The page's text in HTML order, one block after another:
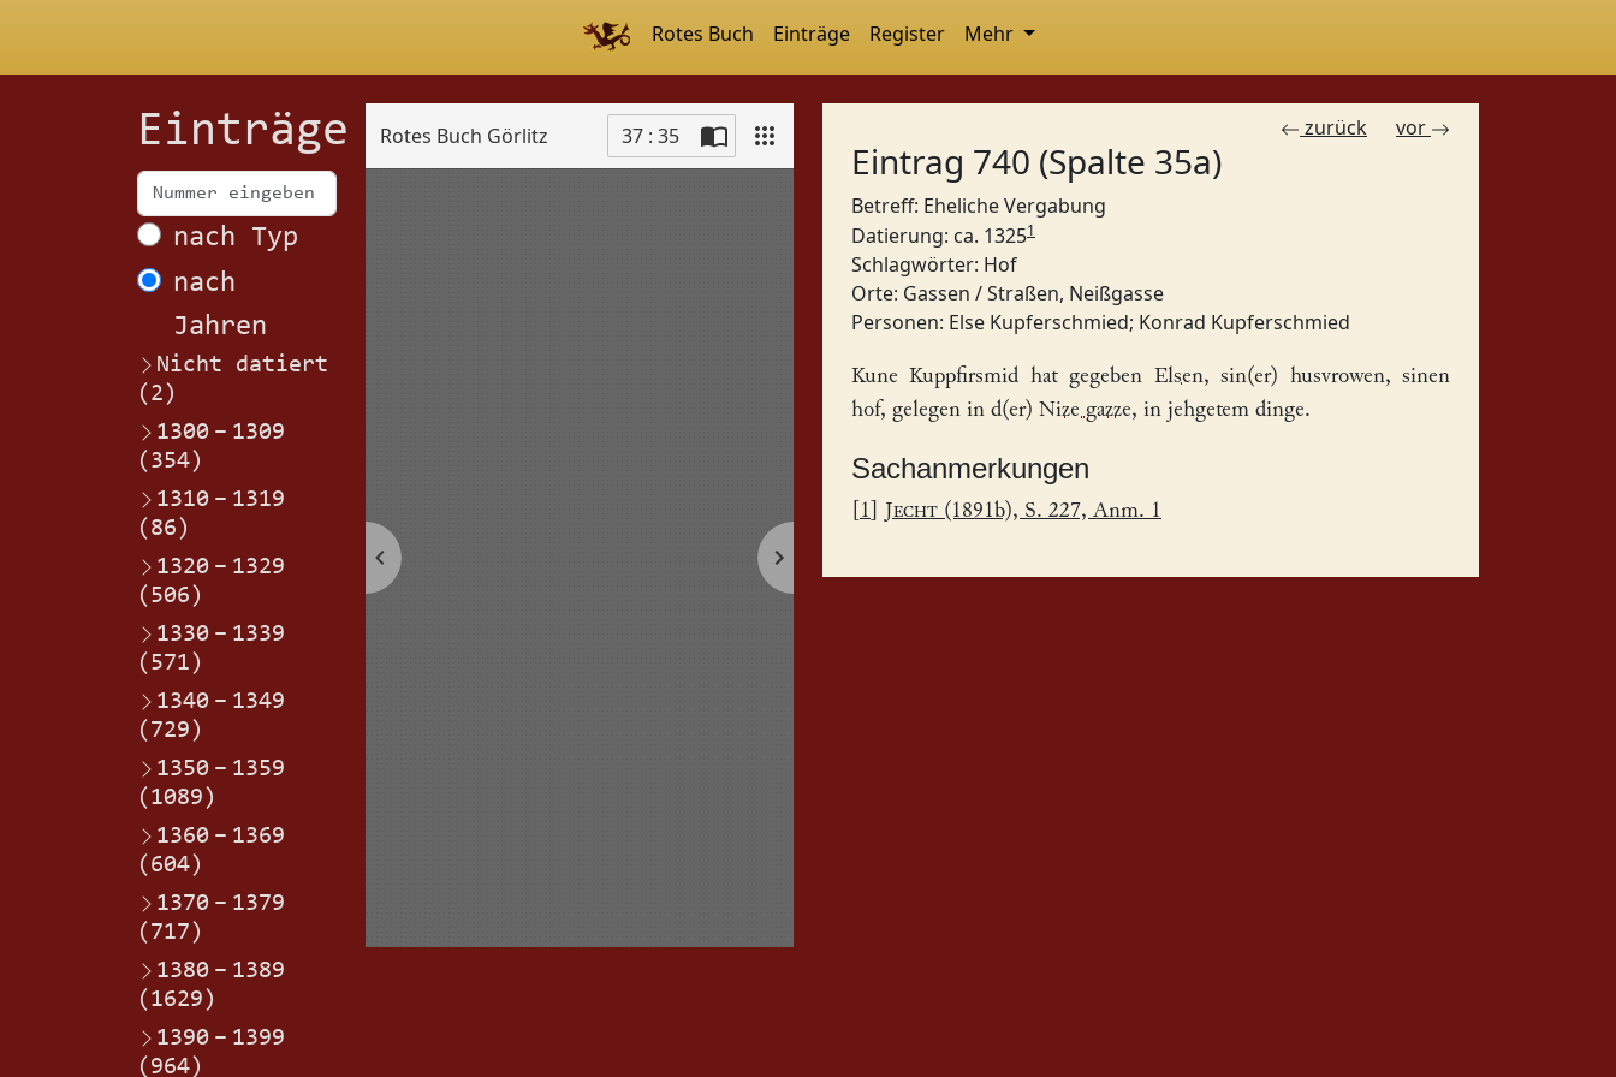
Rotes Buch Einträge Register Mehr
Einträge
nach Typ
nach
Jahren
Nicht datiert
(2)
1300 – 1309
(354)
1310 – 1319
(86)
1320 – 1329
(506)
1330 – 1339
(571)
1340 – 1349
(729)
1350 – 1359
(1089)
1360 – 1369
(604)
1370 – 1379
(717)
1380 – 1389
(1629)
1390 – 1399
(964)
Rotes Buch Görlitz 37 : 35 zurück vor
Eintrag 740 (Spalte 35a)
Betreff: Eheliche Vergabung
Datierung: ca. 13251
Schlagwörter: Hof
Orte: Gassen / Straßen, Neißgasse
Personen: Else Kupferschmied; Konrad Kupferschmied
Kune Kuppfirsmid hat gegeben Elsen, sin(er) husvrowen, sinen
hof, gelegen in d(er) Nize gazze, in jehgetem dinge.
Sachanmerkungen
1 Jecht (1891b), S. 227, Anm. 1